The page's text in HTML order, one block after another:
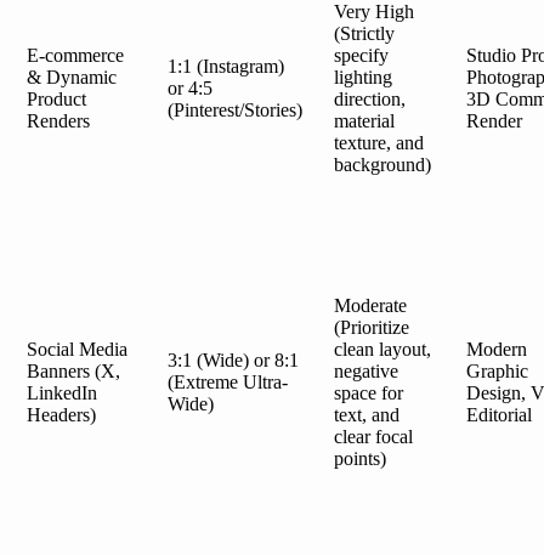
E-commerce
& Dynamic
Product
Renders
1:1 (Instagram)
or 4:5
(Pinterest/Stories)
Very High
(Strictly
specify
lighting
direction,
material
texture, and
background)
Studio
3D
Render
Social Media
Banners (X,
LinkedIn
Headers)
3:1 (Wide) or 8:1
(Extreme Ultra-
Wide)
Moderate
(Prioritize
clean layout,
negative
space for
text, and
clear focal
points)
Modern
Graphic
Design,
Editorial